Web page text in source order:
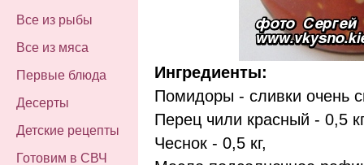
Все из рыбы
Все из мяса
Первые блюда
Десерты
Детские рецепты
Готовим в СВЧ
Ингредиенты:
Помидоры - сливки очень
Перец чили красный - 0,5
Чеснок - 0,5 кг,